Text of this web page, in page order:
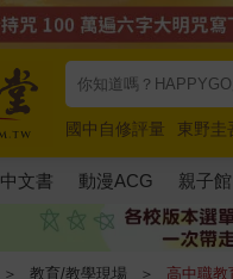
國中自修評量 東野圭
唯紅花綻放
奧德賽
中文書 動漫ACG 親子館
＞ 教育/教學現場 ＞ 高中職教